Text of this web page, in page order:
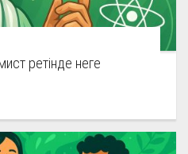
ретінде неге